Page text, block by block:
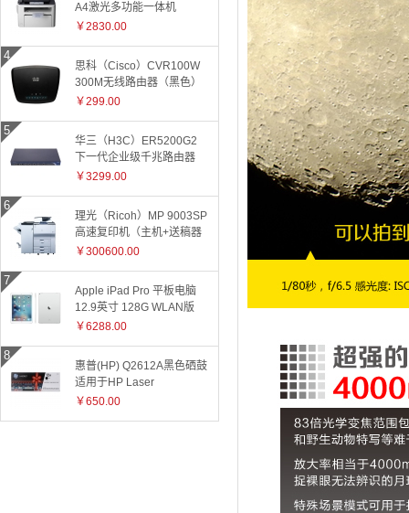
A4激光多功能一体机
￥2830.00
思科（Cisco）CVR100W
300M无线路由器（黑色）
￥299.00
华三（H3C）ER5200G2
下一代企业级千兆路由器
￥3299.00
理光（Ricoh）MP 9003SP
高速复印机（主机+送稿器
+小册子装订器）
￥300600.00
Apple iPad Pro 平板电脑
12.9英寸 128G WLAN版
ML0Q2CH 银色
￥6288.00
惠普(HP) Q2612A黑色硒鼓
适用于HP Laser
Jet1010/1015/1018/1020plus/1022/3015/3020/3030/050/3050z/
￥650.00